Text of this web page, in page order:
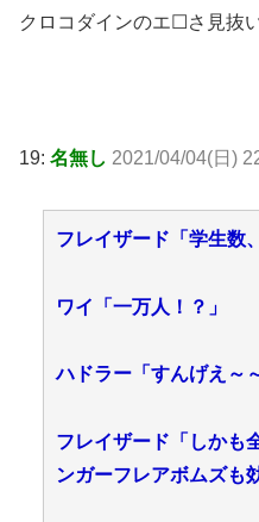
クロコダインのエ☐さ見抜
19: 名無し 2021/04/04(日)
フレイザード「学生数
ワイ「一万人！？」
ハドラー「すんげえ～
フレイザード「しかも
ンガーフレアボムズも